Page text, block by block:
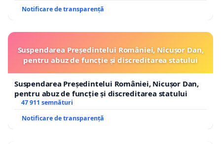
Notificare de transparență
Suspendarea Președintelui României, Nicușor Dan,
pentru abuz de funcție și discreditarea statului
Suspendarea Președintelui României, Nicușor Dan,
pentru abuz de funcție și discreditarea statului
47 911 semnături
Notificare de transparență